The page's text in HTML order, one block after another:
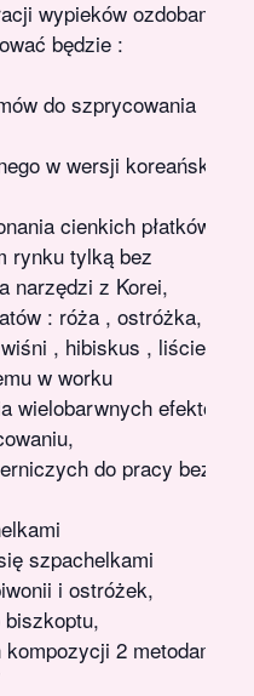
wypieków ozdobami
będzie :
do szprycowania
w wersji koreański
cienkich płatków
rynku tylką bez
narzędzi z Korei,
: róża , ostróżka,
, hibiskus , liście.
w worku
efektów
do pracy bez
szpachelkami
i ostróżek,
2 metodami /